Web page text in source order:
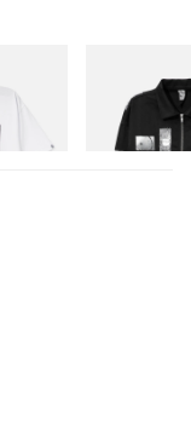
X Initial
Billionaire
D Cotton Jacket
立刻购入